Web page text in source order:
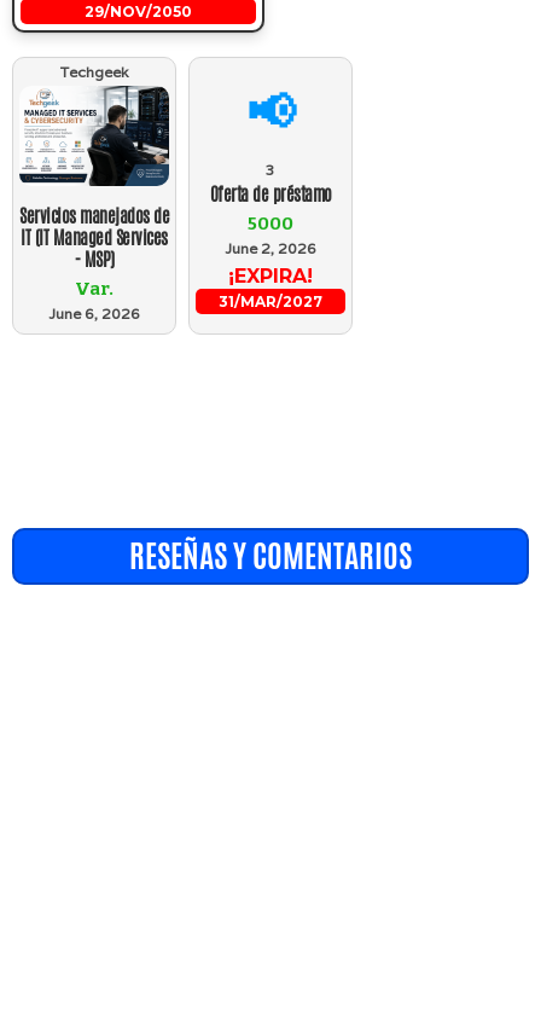
29/NOV/2050
Techgeek
Servicios manejados de
IT (IT Managed Services
- MSP)
Var.
June 6, 2026
📢
3
Oferta de préstamo
5000
June 2, 2026
¡EXPIRA!
31/MAR/2027
RESEÑAS Y COMENTARIOS